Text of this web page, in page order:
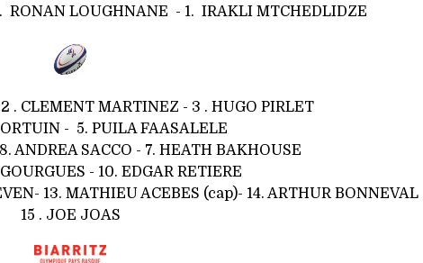
RONAN LOUGHNANE - 1. IRAKLI MTCHEDLIDZE
. CLEMENT MARTINEZ - 3 . HUGO PIRLET
- 5. PUILA FAASALELE
ANDREA SACCO - 7. HEATH BAKHOUSE
- 10. EDGAR RETIERE
13. MATHIEU ACEBES (cap)- 14. ARTHUR BONNEVAL
15 . JOE JOAS